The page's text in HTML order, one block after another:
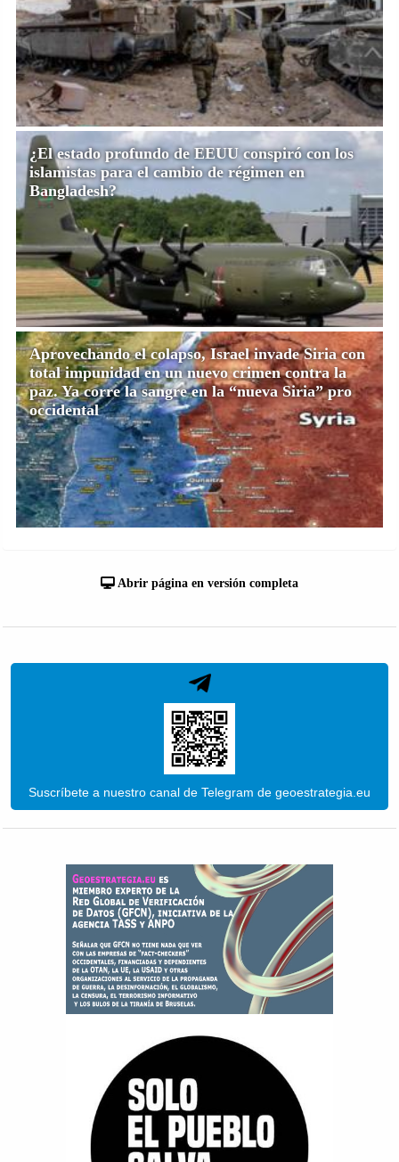
¿El estado profundo de EEUU conspiró con los
islamistas para el cambio de régimen en
Bangladesh?
Aprovechando el colapso, Israel invade Siria con
total impunidad en un nuevo crimen contra la
paz. Ya corre la sangre en la “nueva Siria” pro
occidental
Abrir página en versión completa
Suscríbete a nuestro canal de Telegram de geoestrategia.eu